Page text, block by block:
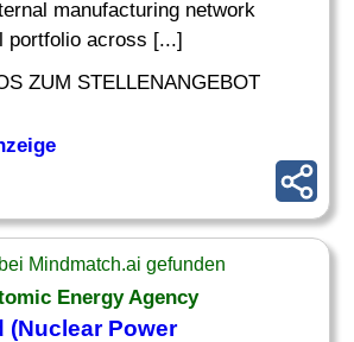
manufacturing network
portfolio across [...]
ZUM STELLENANGEBOT
Mindmatch.ai gefunden
Energy Agency
(Nuclear Power